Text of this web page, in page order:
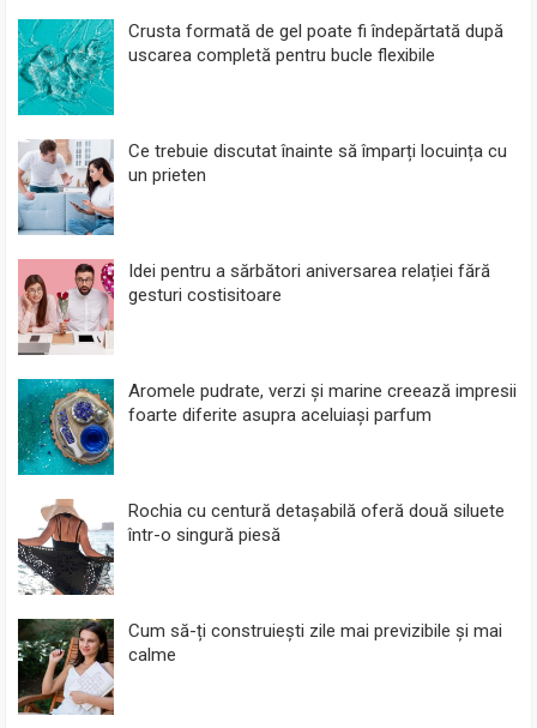
Crusta formată de gel poate fi îndepărtată după
uscarea completă pentru bucle flexibile
Ce trebuie discutat înainte să împarți locuința cu
un prieten
Idei pentru a sărbători aniversarea relației fără
gesturi costisitoare
Aromele pudrate, verzi și marine creează impresii
foarte diferite asupra aceluiași parfum
Rochia cu centură detașabilă oferă două siluete
într-o singură piesă
Cum să-ți construiești zile mai previzibile și mai
calme